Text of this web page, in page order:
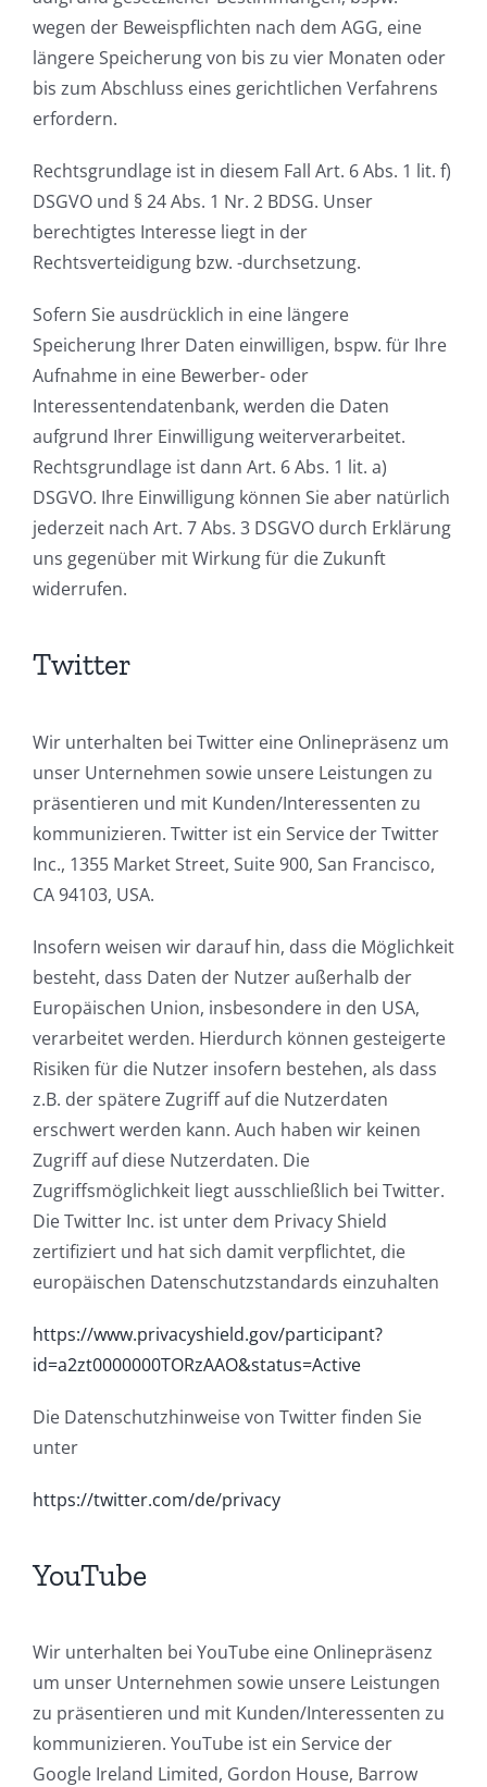
wegen der Beweispflichten nach dem AGG, eine
längere Speicherung von bis zu vier Monaten oder
bis zum Abschluss eines gerichtlichen Verfahrens
erfordern.
Rechtsgrundlage ist in diesem Fall Art. 6 Abs. 1 lit. f)
DSGVO und § 24 Abs. 1 Nr. 2 BDSG. Unser
berechtigtes Interesse liegt in der
Rechtsverteidigung bzw. -durchsetzung.
Sofern Sie ausdrücklich in eine längere
Speicherung Ihrer Daten einwilligen, bspw. für Ihre
Aufnahme in eine Bewerber- oder
Interessentendatenbank, werden die Daten
aufgrund Ihrer Einwilligung weiterverarbeitet.
Rechtsgrundlage ist dann Art. 6 Abs. 1 lit. a)
DSGVO. Ihre Einwilligung können Sie aber natürlich
jederzeit nach Art. 7 Abs. 3 DSGVO durch Erklärung
uns gegenüber mit Wirkung für die Zukunft
widerrufen.
Twitter
Wir unterhalten bei Twitter eine Onlinepräsenz um
unser Unternehmen sowie unsere Leistungen zu
präsentieren und mit Kunden/Interessenten zu
kommunizieren. Twitter ist ein Service der Twitter
Inc., 1355 Market Street, Suite 900, San Francisco,
CA 94103, USA.
Insofern weisen wir darauf hin, dass die Möglichkeit
besteht, dass Daten der Nutzer außerhalb der
Europäischen Union, insbesondere in den USA,
verarbeitet werden. Hierdurch können gesteigerte
Risiken für die Nutzer insofern bestehen, als dass
z.B. der spätere Zugriff auf die Nutzerdaten
erschwert werden kann. Auch haben wir keinen
Zugriff auf diese Nutzerdaten. Die
Zugriffsmöglichkeit liegt ausschließlich bei Twitter.
Die Twitter Inc. ist unter dem Privacy Shield
zertifiziert und hat sich damit verpflichtet, die
europäischen Datenschutzstandards einzuhalten
https://www.privacyshield.gov/participant?
id=a2zt0000000TORzAAO&status=Active
Die Datenschutzhinweise von Twitter finden Sie
unter
https://twitter.com/de/privacy
YouTube
Wir unterhalten bei YouTube eine Onlinepräsenz
um unser Unternehmen sowie unsere Leistungen
zu präsentieren und mit Kunden/Interessenten zu
kommunizieren. YouTube ist ein Service der
Google Ireland Limited, Gordon House, Barrow